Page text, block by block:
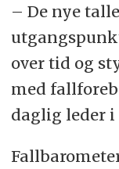
– De nye
over tid og
med
daglig leder i